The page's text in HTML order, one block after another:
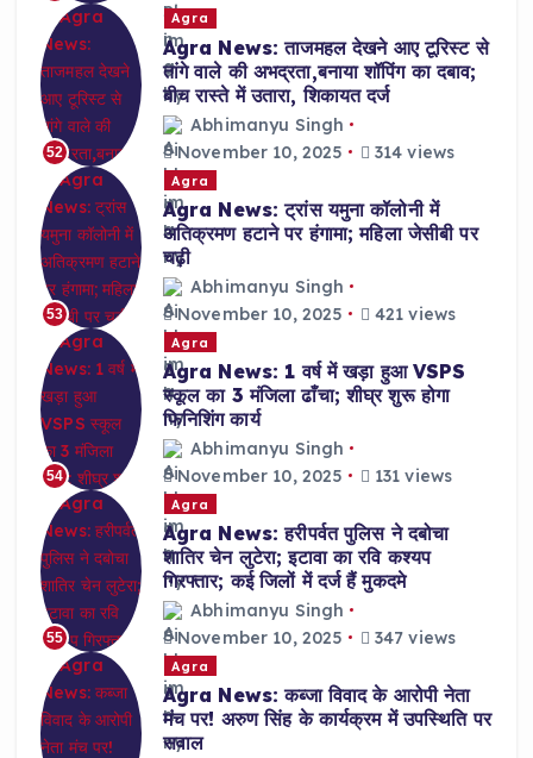
52
Agra
Agra News: ताजमहल देखने आए टूरिस्ट से
तांगे वाले की अभद्रता,बनाया शॉपिंग का दबाव;
बीच रास्ते में उतारा, शिकायत दर्ज
Abhimanyu Singh
November 10, 2025
314 views
53
Agra
Agra News: ट्रांस यमुना कॉलोनी में
अतिक्रमण हटाने पर हंगामा; महिला जेसीबी पर
चढ़ी
Abhimanyu Singh
November 10, 2025
421 views
54
Agra
Agra News: 1 वर्ष में खड़ा हुआ VSPS
स्कूल का 3 मंजिला ढाँचा; शीघ्र शुरू होगा
फिनिशिंग कार्य
Abhimanyu Singh
November 10, 2025
131 views
55
Agra
Agra News: हरीपर्वत पुलिस ने दबोचा
शातिर चेन लुटेरा; इटावा का रवि कश्यप
गिरफ्तार; कई जिलों में दर्ज हैं मुकदमे
Abhimanyu Singh
November 10, 2025
347 views
Agra
Agra News: कब्जा विवाद के आरोपी नेता
मंच पर! अरुण सिंह के कार्यक्रम में उपस्थिति पर
सवाल